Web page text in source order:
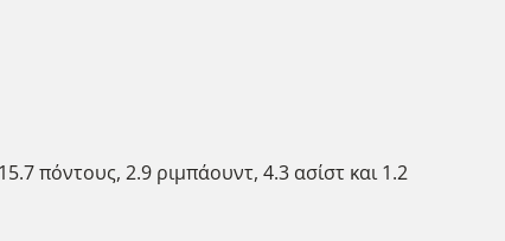
πόντους, 2.9 ριμπάουντ, 4.3 ασίστ και 1.2